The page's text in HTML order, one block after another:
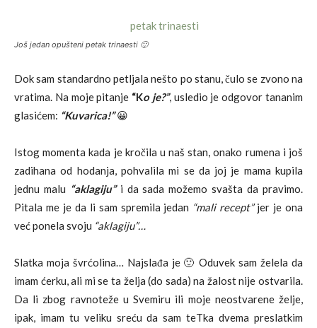
Još jedan opušteni petak trinaesti 🙂
Dok sam standardno petljala nešto po stanu, čulo se zvono na
vratima. Na moje pitanje “Ko je?”, usledio je odgovor tananim
glasićem: “Kuvarica!” 😀
Istog momenta kada je kročila u naš stan, onako rumena i još
zadihana od hodanja, pohvalila mi se da joj je mama kupila
jednu malu “aklagiju”i da sada možemo svašta da pravimo.
Pitala me je da li sam spremila jedan “mali recept”jer je ona
već ponela svoju “aklagiju”…
Slatka moja švrćolina… Najslađa je 🙂 Oduvek sam želela da
imam ćerku, ali mi se ta želja (do sada) na žalost nije ostvarila.
Da li zbog ravnoteže u Svemiru ili moje neostvarene želje,
ipak, imam tu veliku sreću da sam teTka dvema preslatkim